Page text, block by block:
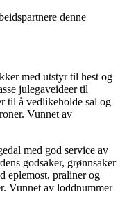
denne
med utstyr til hest og
julegaveideer til
til å vedlikeholde sal og
Vunnet av
med god service av
godsaker, grønnsaker
eplemost, praliner og
Vunnet av loddnummer